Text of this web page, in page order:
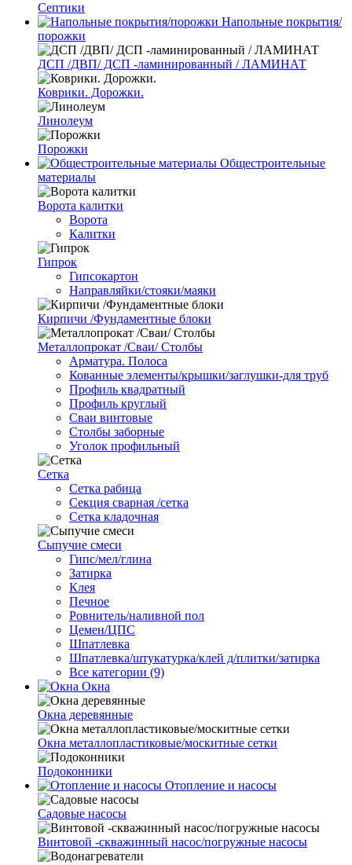
Септики
Напольные покрытия/
порожки
ДСП /ДВП/ ДСП -ламинированный / ЛАМИНАТ
Коврики. Дорожки.
Линолеум
Порожки
Общестроительные
материалы
Ворота калитки
Ворота
Калитки
Гипрок
Гипсокартон
Направляйки/стояки/маяки
Кирпичи /Фундаментные блоки
Металлопрокат /Сваи/ Столбы
Арматура. Полоса
Кованные элементы/крышки/заглушки-для труб
Профиль квадратный
Профиль круглый
Сваи винтовые
Столбы заборные
Уголок профильный
Сетка
Cетка рабица
Секция сварная /сетка
Сетка кладочная
Сыпучие смеси
Гипс/мел/глина
Затирка
Клея
Печное
Ровнитель/наливной пол
Цемен/ЦПС
Шпатлевка
Шпатлевка/штукатурка/клей д/плитки/затирка
Все категории (9)
Окна
Окна деревянные
Окна металлопластиковые/москитные сетки
Подоконники
Отопление и насосы
Cадовые насосы
Винтовой -скважинный насос/погружные насосы